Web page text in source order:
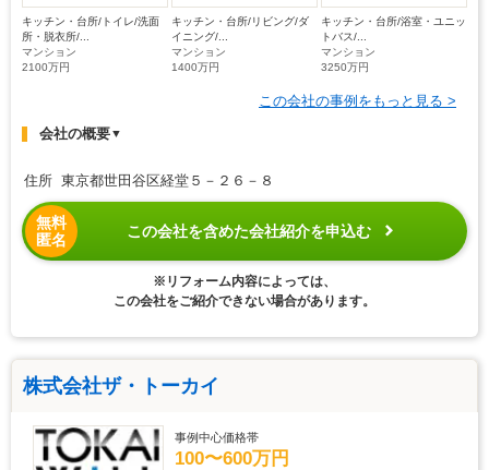
キッチン・台所/トイレ/洗面
所・脱衣所/...
マンション
2100万円
キッチン・台所/リビング/ダ
イニング/...
マンション
1400万円
キッチン・台所/浴室・ユニッ
トバス/...
マンション
3250万円
この会社の事例をもっと見る >
会社の概要▼
住所 東京都世田谷区経堂５－２６－８
無料
匿名
この会社を含めた会社紹介を申込む
※リフォーム内容によっては、
この会社をご紹介できない場合があります。
株式会社ザ・トーカイ
事例中心価格帯
100〜600万円